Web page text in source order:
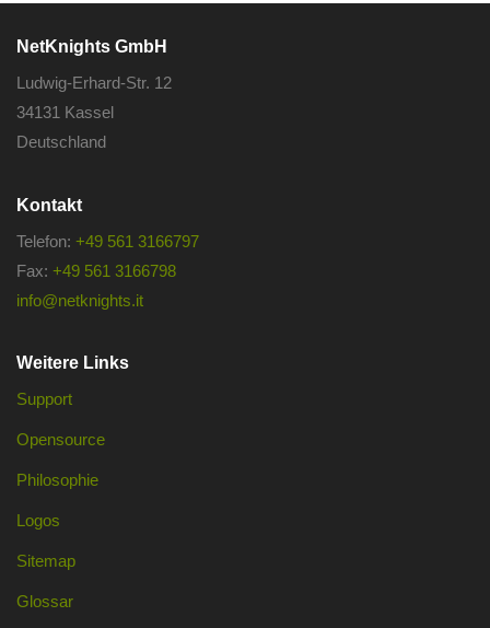
NetKnights GmbH
Ludwig-Erhard-Str. 12
34131 Kassel
Deutschland
Kontakt
Telefon: +49 561 3166797
Fax: +49 561 3166798
info@netknights.it
Weitere Links
Support
Opensource
Philosophie
Logos
Sitemap
Glossar